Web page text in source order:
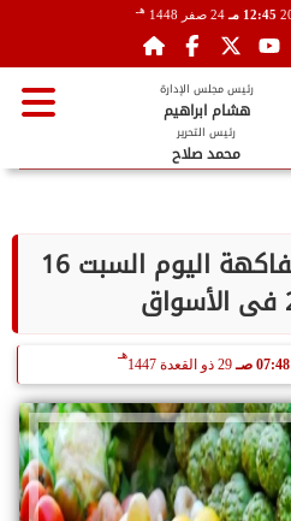
12:45 مـ 24 صفر 1448 هـ
رئيس مجلس الإدارة
هشام ابراهيم
رئيس التحرير
محمد صلاح
أسعار الخضروات والفاكهة اليوم السبت 16
07:48 صـ 29 ذو القعدة 1447
هـ